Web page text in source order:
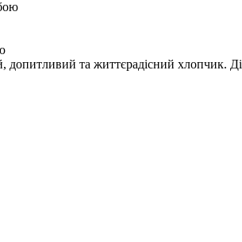
допитливий та життєрадісний хлопчик.